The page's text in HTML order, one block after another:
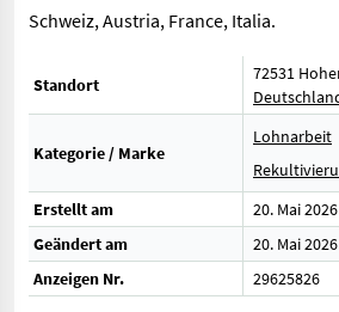
Schweiz, Austria, France, Italia.
Standort
72531
Kategorie / Marke
Lohnarbeit
Erstellt am
20. Mai
Geändert am
20. Mai
Anzeigen Nr.
29625826